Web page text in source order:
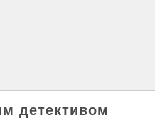
детективом